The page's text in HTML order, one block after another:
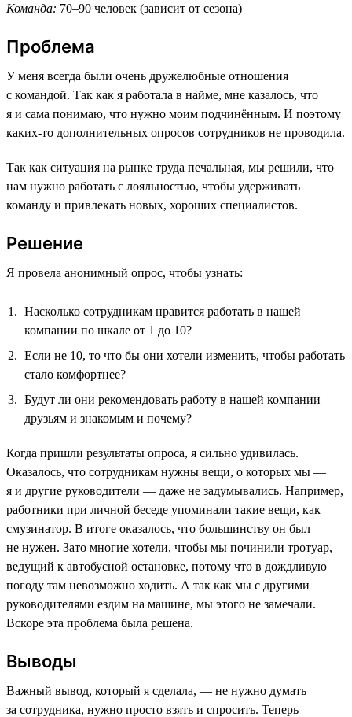
Команда: 70–90 человек (зависит от сезона)
Проблема
У меня всегда были очень дружелюбные отношения
с командой. Так как я работала в найме, мне казалось, что
я и сама понимаю, что нужно моим подчинённым. И поэтому
каких-то дополнительных опросов сотрудников не проводила.
Так как ситуация на рынке труда печальная, мы решили, что
нам нужно работать с лояльностью, чтобы удерживать
команду и привлекать новых, хороших специалистов.
Решение
Я провела анонимный опрос, чтобы узнать:
Насколько сотрудникам нравится работать в нашей
компании по шкале от 1 до 10?
Если не 10, то что бы они хотели изменить, чтобы работать
стало комфортнее?
Будут ли они рекомендовать работу в нашей компании
друзьям и знакомым и почему?
Когда пришли результаты опроса, я сильно удивилась.
Оказалось, что сотрудникам нужны вещи, о которых мы —
я и другие руководители — даже не задумывались. Например,
работники при личной беседе упоминали такие вещи, как
смузинатор. В итоге оказалось, что большинству он был
не нужен. Зато многие хотели, чтобы мы починили тротуар,
ведущий к автобусной остановке, потому что в дождливую
погоду там невозможно ходить. А так как мы с другими
руководителями ездим на машине, мы этого не замечали.
Вскоре эта проблема была решена.
Выводы
Важный вывод, который я сделала, — не нужно думать
за сотрудника, нужно просто взять и спросить. Теперь